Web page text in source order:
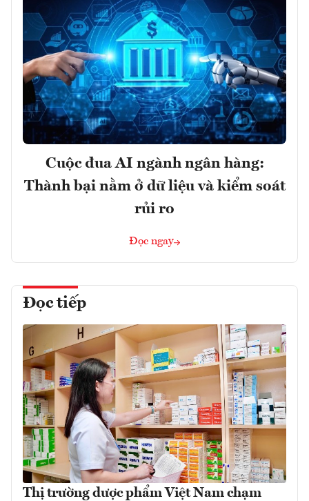
Cuộc đua AI ngành ngân hàng:
Thành bại nằm ở dữ liệu và kiểm soát
rủi ro
Đọc ngay
Đọc tiếp
Thị trường dược phẩm Việt Nam chạm